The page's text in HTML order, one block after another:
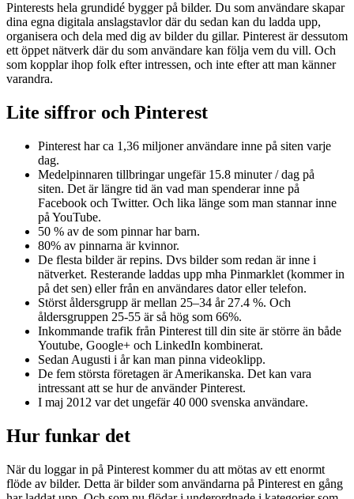
Pinterests hela grundidé bygger på bilder. Du som användare skapar
dina egna digitala anslagstavlor där du sedan kan du ladda upp,
organisera och dela med dig av bilder du gillar. Pinterest är dessutom
ett öppet nätverk där du som användare kan följa vem du vill. Och
som kopplar ihop folk efter intressen, och inte efter att man känner
varandra.
Lite siffror och Pinterest
Pinterest har ca 1,36 miljoner användare inne på siten varje
dag.
Medelpinnaren tillbringar ungefär 15.8 minuter / dag på
siten. Det är längre tid än vad man spenderar inne på
Facebook och Twitter. Och lika länge som man stannar inne
på YouTube.
50 % av de som pinnar har barn.
80% av pinnarna är kvinnor.
De flesta bilder är repins. Dvs bilder som redan är inne i
nätverket. Resterande laddas upp mha Pinmarklet (kommer in
på det sen) eller från en användares dator eller telefon.
Störst åldersgrupp är mellan 25–34 år 27.4 %. Och
åldersgruppen 25-55 är så hög som 66%.
Inkommande trafik från Pinterest till din site är större än både
Youtube, Google+ och LinkedIn kombinerat.
Sedan Augusti i år kan man pinna videoklipp.
De fem största företagen är Amerikanska. Det kan vara
intressant att se hur de använder Pinterest.
I maj 2012 var det ungefär 40 000 svenska användare.
Hur funkar det
När du loggar in på Pinterest kommer du att mötas av ett enormt
flöde av bilder. Detta är bilder som användarna på Pinterest en gång